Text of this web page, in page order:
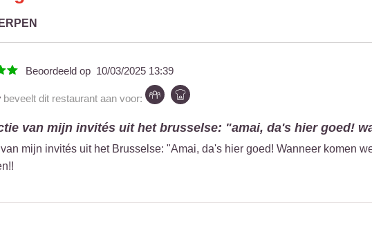
Beoordeeld op 10/03/2025 13:39
beveelt dit restaurant aan voor:
van mijn invités uit het brusselse: "amai, da's hier goed!
mijn invités uit het Brusselse: "Amai, da's hier goed! Wanneer komen